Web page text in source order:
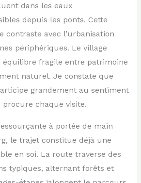
dans les eaux
depuis les ponts. Cette
contraste avec l’urbanisation
périphériques. Le village
équilibre fragile entre patrimoine
naturel. Je constate que
grandement au sentiment
chaque visite.
à portée de main
le trajet constitue déjà une
en soi. La route traverse des
typiques, alternant forêts et